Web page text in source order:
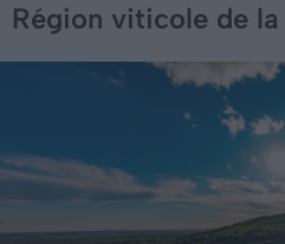
Région viticole de